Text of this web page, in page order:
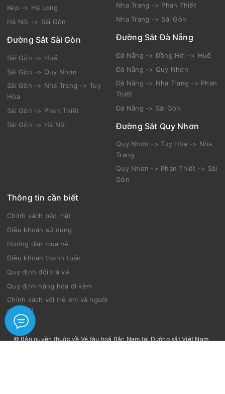
Kép -> Hạ Long
Hà Nội -> Sài Gòn
Đường Sắt Sài Gòn
Sài Gòn -> Huế
Sài Gòn -> Quy Nhơn
Sài Gòn -> Nha Trang -> Tuy
Hòa
Sài Gòn -> Phan Thiết
Sài Gòn -> Hà Nội
Nha Trang -> Phan Thiết
Nha Trang -> Sài Gòn
Đường Sắt Đà Nẵng
Đà Nẵng -> Đồng Hới -> Huế
Đà Nẵng -> Quy Nhơn
Đà Nẵng -> Nha Trang -> Phan
Thiết
Đà Nẵng -> Sài Gòn
Đường Sắt Quy Nhơn
Quy Nhơn -> Tuy Hòa -> Nha
Trang
Quy Nhơn -> Phan Thiết -> Sài
Gòn
Thông tin cần biết
Chính sách bảo mật
Điều khoản sử dụng
Hướng dẫn mua vé
Điều khoản thanh toán
Quy định đổi trả vé
Quy định hàng hóa đi kèm
Chính sách với trẻ em và người
cao tuổi
© Bản quyền thuộc về Vé tàu hoả Bắc Nam tại Đường sắt Việt Nam.